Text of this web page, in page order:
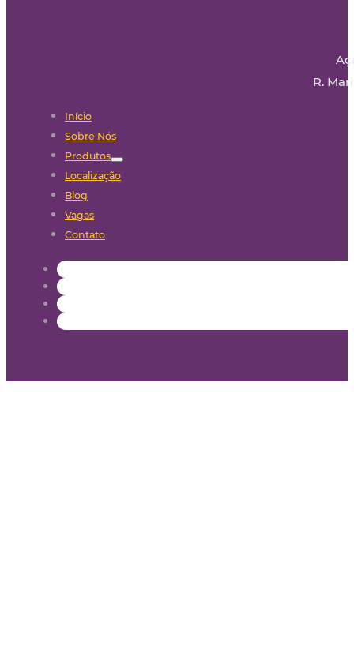
R.
Início
Sobre Nós
Produtos
Localização
Blog
Vagas
Contato